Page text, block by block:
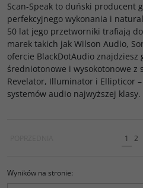
Scan-Speak to duński producent
perfekcyjnego wykonania i
50 lat jego przetworniki trafiają
marek takich jak Wilson Audio,
ofercie BlackDotAudio znajdziesz
średniotonowe i wysokotonowe z
Revelator, Illuminator i Ellipticor
systemów audio najwyższej klasy.
1 2
Wyników na stronie: